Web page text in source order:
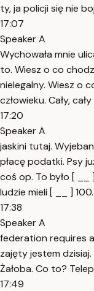
ty, ja policji się nie
17:07
Speaker A
Wychowała mnie
to. Wiesz o co
nielegalny. Wiesz o
człowieku. Cały,
17:20
Speaker A
jaskini tutaj.
płacę podatki. Psy
coś op. To było [
ludzie mieli [ __ ]
17:38
Speaker A
federation requires
zajęty jestem
Żałoba. Co to?
17:49